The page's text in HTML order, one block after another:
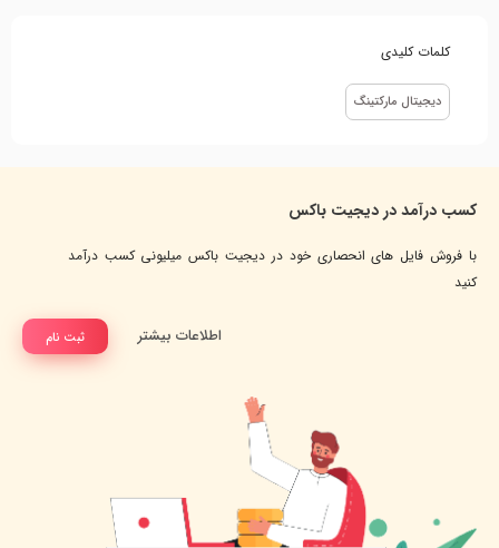
کلمات کلیدی
دیجیتال مارکتینگ
کسب درآمد در دیجیت باکس
با فروش فایل های انحصاری خود در دیجیت باکس میلیونی کسب درآمد
کنید
ثبت نام اطلاعات بیشتر